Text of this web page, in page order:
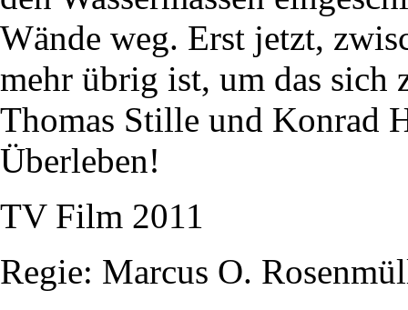
Wände weg. Erst jetzt,
mehr übrig ist, um das sich
Thomas Stille und Konrad
Überleben!
TV Film 2011
Regie: Marcus O.